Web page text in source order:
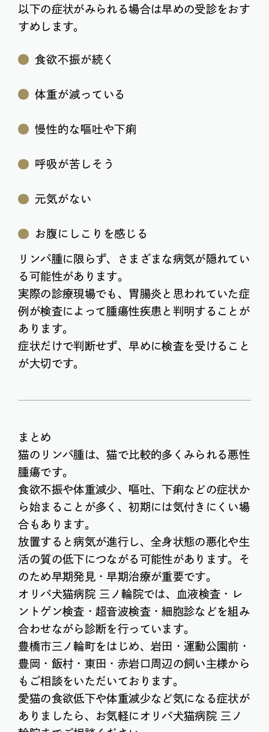
以下の症状がみられる場合は早めの受診をおす
すめします。
食欲不振が続く
体重が減っている
慢性的な嘔吐や下痢
呼吸が苦しそう
元気がない
お腹にしこりを感じる
リンパ腫に限らず、さまざまな病気が隠れてい
る可能性があります。
実際の診療現場でも、胃腸炎と思われていた症
例が検査によって腫瘍性疾患と判明することが
あります。
症状だけで判断せず、早めに検査を受けること
が大切です。
まとめ
猫のリンパ腫は、猫で比較的多くみられる悪性
腫瘍です。
食欲不振や体重減少、嘔吐、下痢などの症状か
ら始まることが多く、初期には気付きにくい場
合もあります。
放置すると病気が進行し、全身状態の悪化や生
活の質の低下につながる可能性があります。そ
のため早期発見・早期治療が重要です。
オリバ犬猫病院 三ノ輪院では、血液検査・レ
ントゲン検査・超音波検査・細胞診などを組み
合わせながら診断を行っています。
豊橋市三ノ輪町をはじめ、岩田・運動公園前・
豊岡・飯村・東田・赤岩口周辺の飼い主様から
もご相談をいただいております。
愛猫の食欲低下や体重減少など気になる症状が
ありましたら、お気軽にオリバ犬猫病院 三ノ